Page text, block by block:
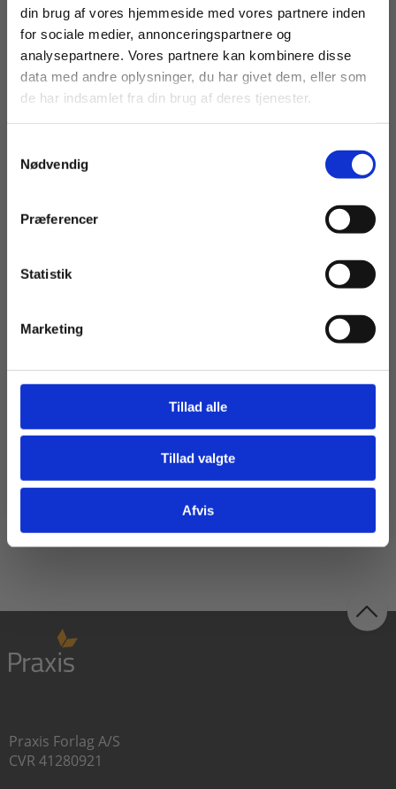
din brug af vores hjemmeside med vores partnere inden
for sociale medier, annonceringspartnere og
analysepartnere. Vores partnere kan kombinere disse
data med andre oplysninger, du har givet dem, eller som
de har indsamlet fra din brug af deres tjenester.
Nødvendig
Præferencer
Statistik
Marketing
Tillad alle
Tillad valgte
Afvis
Fra
115,00 KR.
Preben Madsen
Fra
Praxis Forlag A/S
CVR 41280921
For privatkunder og
studerende. Du får
vist priser inkl.
For institutioner og
virksomheder. Du
får vist priser ekskl.
Gå til praxisOnline